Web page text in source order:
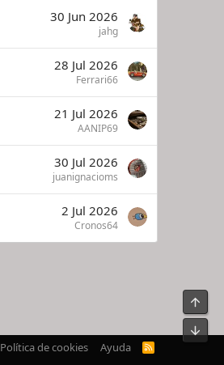
30 Jun 2026
jahg
28 Jul 2026
Ferrari66
21 Jul 2026
AANIP69
30 Jul 2026
juanignacioms
2 Jul 2026
Cronos64
Política de cookies Ayuda
R